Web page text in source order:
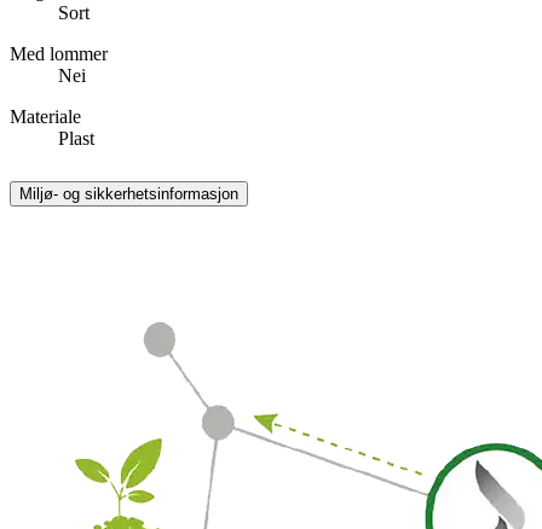
Sort
Med lommer
Nei
Materiale
Plast
Miljø- og sikkerhetsinformasjon